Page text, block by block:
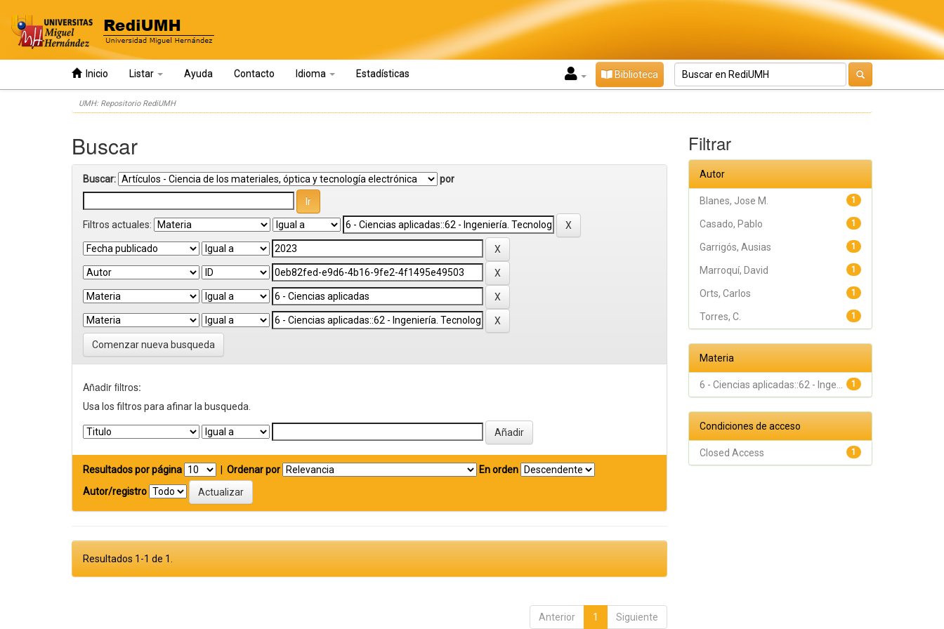
Inicio Listar Ayuda Contacto Idioma Estadísticas Biblioteca
UMH: Repositorio RediUMH
Buscar
Buscar: por
Filtros actuales:
Comenzar nueva busqueda
Añadir filtros:
Usa los filtros para afinar la busqueda.
Resultados por página Ordenar por
En orden
Autor/registro
Resultados 1-1 de 1.
Anterior 1 Siguiente
Filtrar
Autor
1
Blanes, Jose M.
1
Casado, Pablo
1
Garrigós, Ausias
1
Marroquí, David
1
Orts, Carlos
1
Torres, C.
Materia
1
6 - Ciencias aplicadas::62 - Inge...
Condiciones de acceso
1
Closed Access